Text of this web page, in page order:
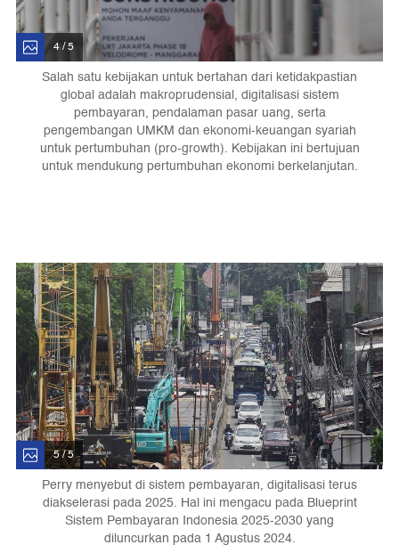
4 / 5
Salah satu kebijakan untuk bertahan dari ketidakpastian
global adalah makroprudensial, digitalisasi sistem
pembayaran, pendalaman pasar uang, serta
pengembangan UMKM dan ekonomi-keuangan syariah
untuk pertumbuhan (pro-growth). Kebijakan ini bertujuan
untuk mendukung pertumbuhan ekonomi berkelanjutan.
5 / 5
Perry menyebut di sistem pembayaran, digitalisasi terus
diakselerasi pada 2025. Hal ini mengacu pada Blueprint
Sistem Pembayaran Indonesia 2025-2030 yang
diluncurkan pada 1 Agustus 2024.